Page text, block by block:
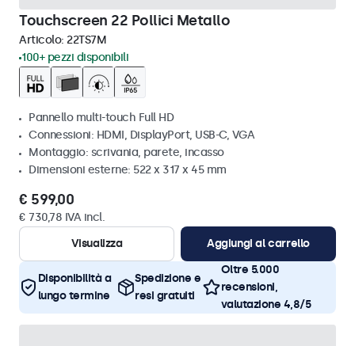
Touchscreen 22 Pollici Metallo
Articolo: 22TS7M
100+ pezzi disponibili
Pannello multi-touch Full HD
Connessioni: HDMI, DisplayPort, USB-C, VGA
Montaggio: scrivania, parete, incasso
Dimensioni esterne: 522 x 317 x 45 mm
€ 599,00
€ 730,78 IVA incl.
Visualizza
Aggiungi al carrello
Disponibilità a
lungo termine
Spedizione e
resi gratuiti
Oltre 5.000
recensioni,
valutazione 4,8/5